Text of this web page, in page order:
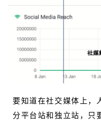
要知道在社交媒体上，
分平台站和独立站，只